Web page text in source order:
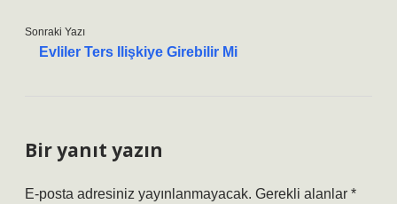
Sonraki Yazı
Evliler Ters Ilişkiye Girebilir Mi
Bir yanıt yazın
E-posta adresiniz yayınlanmayacak. Gerekli alanlar *